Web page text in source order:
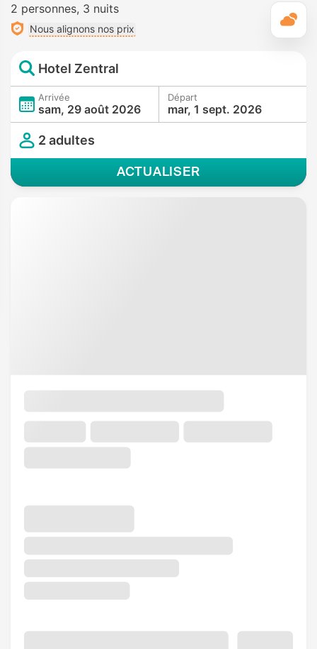
2 personnes 3 nuits
Nous alignons nos prix
Hotel Zentral
Arrivée
sam, 29 août 2026
Départ
mar, 1 sept. 2026
2 adultes
ACTUALISER